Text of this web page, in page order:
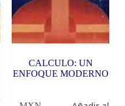
CALCULO: UN
ENFOQUE MODERNO